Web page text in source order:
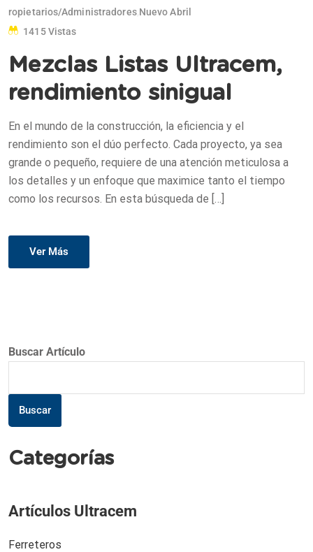
Ropietarios/administradores, Nuevo Abril
1415 Vistas
Mezclas Listas Ultracem,
rendimiento sinigual
En el mundo de la construcción, la eficiencia y el
rendimiento son el dúo perfecto. Cada proyecto, ya sea
grande o pequeño, requiere de una atención meticulosa a
los detalles y un enfoque que maximice tanto el tiempo
como los recursos. En esta búsqueda de […]
Ver Más
Buscar Artículo
Buscar
Categorías
Artículos Ultracem
Ferreteros